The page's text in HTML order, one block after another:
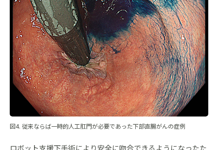
図4. 従来ならば一時的人工肛門が必要であった下部直腸がんの症例